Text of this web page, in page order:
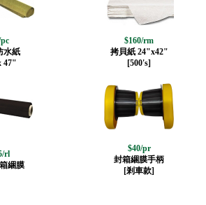
水紙
47"
$160/rm
拷貝紙 24"x42"
[500's]
rl
綑膜
$40/pr
封箱綑膜手柄
[剎車款]